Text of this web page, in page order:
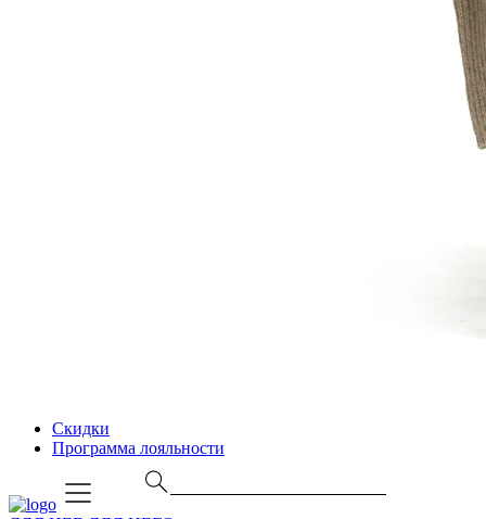
Скидки
Программа лояльности